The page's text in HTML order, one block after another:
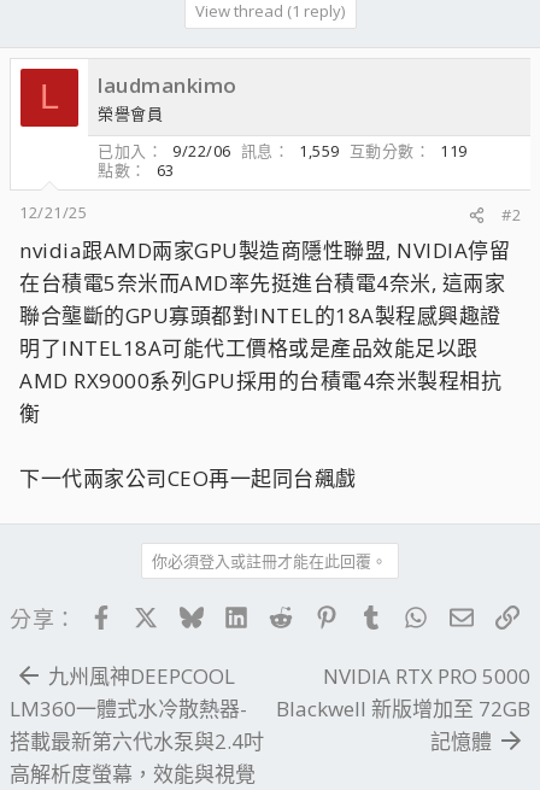
View thread (1 reply)
L laudmankimo
榮譽會員
已加入
9/22/06 訊息 1,559 互動分數
119
點數
63
12/21/25
#2
nvidia跟AMD兩家GPU製造商隱性聯盟, NVIDIA停留
在台積電5奈米而AMD率先挺進台積電4奈米, 這兩家
聯合壟斷的GPU寡頭都對INTEL的18A製程感興趣證
明了INTEL18A可能代工價格或是產品效能足以跟
AMD RX9000系列GPU採用的台積電4奈米製程相抗
衡
下一代兩家公司CEO再一起同台飆戲
你必須登入或註冊才能在此回覆。
分享： FacebookBlueskyLinkedIn
Reddit PinterestTumblrWhatsApp
電子
九州風神DEEPCOOL
LM360一體式水冷散熱器-
搭載最新第六代水泵與2.4吋
高解析度螢幕，效能與視覺
NVIDIA RTX PRO 5000
Blackwell 新版增加至 72GB
記憶體